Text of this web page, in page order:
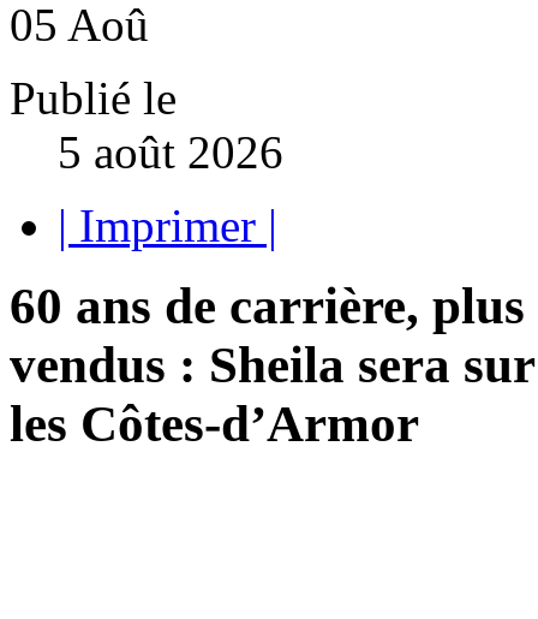
05 Aoû
Publié le
5 août 2026
| Imprimer |
60 ans de carrière,
vendus : Sheila sera
les Côtes-d’Armor